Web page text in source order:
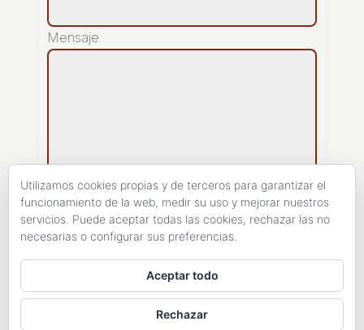
Mensaje
[recaptcha]
Utilizamos cookies propias y de terceros para garantizar el
funcionamiento de la web, medir su uso y mejorar nuestros
servicios. Puede aceptar todas las cookies, rechazar las no
necesarias o configurar sus preferencias.
Aceptar todo
Rechazar